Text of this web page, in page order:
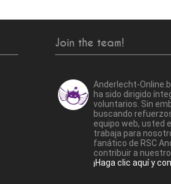
Join the team!
Anderlecht-
ha sido dirigido
voluntarios. Sin
buscando
equipo web, usted
trabaja para
fanático de RSC
contribuir a
¡Haga clic aquí y